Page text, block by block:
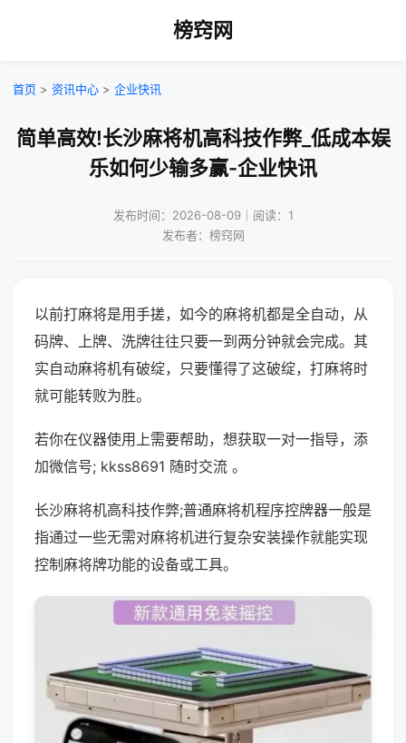
榜窍网
首页 > 资讯中心 > 企业快讯
简单高效!长沙麻将机高科技作弊_低成本娱
乐如何少输多赢-企业快讯
发布时间：2026-08-09｜阅读：1
发布者：榜窍网
以前打麻将是用手搓，如今的麻将机都是全自动，从
码牌、上牌、洗牌往往只要一到两分钟就会完成。其
实自动麻将机有破绽，只要懂得了这破绽，打麻将时
就可能转败为胜。
若你在仪器使用上需要帮助，想获取一对一指导，添
加微信号; kkss8691 随时交流 。
长沙麻将机高科技作弊;普通麻将机程序控牌器一般是
指通过一些无需对麻将机进行复杂安装操作就能实现
控制麻将牌功能的设备或工具。